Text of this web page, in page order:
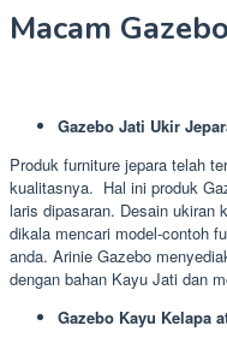
Macam Gazebo
Gazebo Jati Ukir
Produk furniture jepara telah
kualitasnya. Hal ini produk
laris dipasaran. Desain ukiran
dikala mencari model-contoh
anda. Arinie Gazebo
dengan bahan Kayu Jati dan
Gazebo Kayu Kelapa